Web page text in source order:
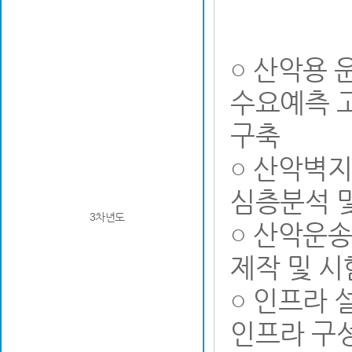
3차년도
○ 산악용
수요예측
구축
○ 산악벽
심층분석
○ 산악운
제작 및 시
○ 인프라
인프라 구